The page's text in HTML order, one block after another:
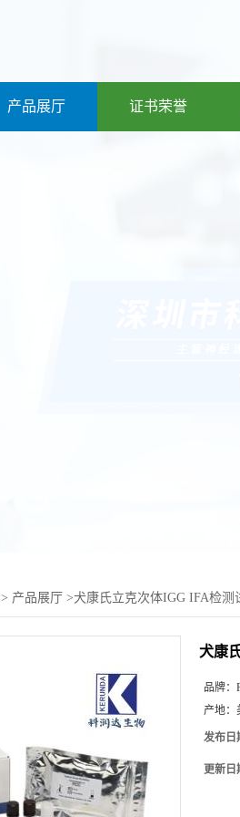
产品展厅 证书荣誉
> 产品展厅 >犬康氏立克次体IGG IFA检测
犬康
品牌：
产地：
发布日
更新日